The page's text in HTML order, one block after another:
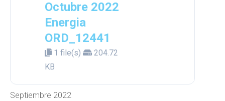
Octubre 2022
Energia
ORD_12441
1 file(s)
204.72
KB
Septiembre 2022